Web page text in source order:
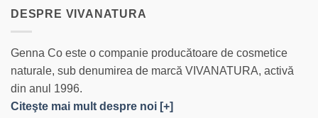
DESPRE VIVANATURA
Genna Co este o companie producătoare de cosmetice
naturale, sub denumirea de marcă VIVANATURA, activă
din anul 1996.
Citeşte mai mult despre noi [+]